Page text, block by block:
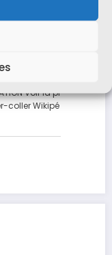
Voir la pr
coller Wikipé